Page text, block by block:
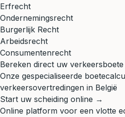
Erfrecht
Ondernemingsrecht
Burgerlijk Recht
Arbeidsrecht
Consumentenrecht
Bereken direct uw
Onze gespecialiseerde
verkeersovertredingen in België
Start uw scheiding online →
Online platform voor een vlotte